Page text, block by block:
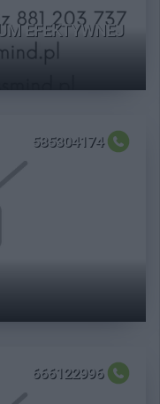
EFEKTYWNEJ
585304174
666122996